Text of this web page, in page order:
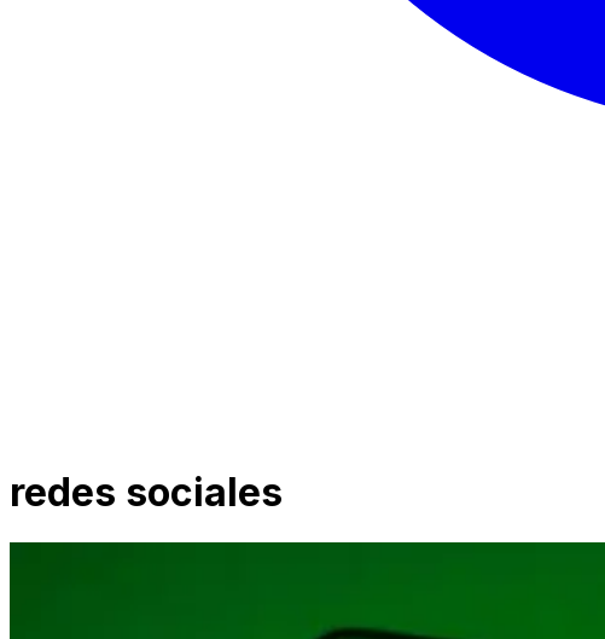
redes sociales